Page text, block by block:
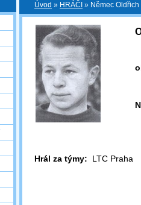
Úvod » HRÁČI » Němec Oldřich
Hrál za týmy: LTC Praha